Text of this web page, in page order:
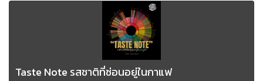
Taste Note รสชาติที่ซ่อนอยู่ในกาแฟ